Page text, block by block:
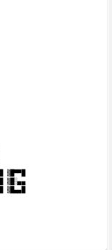
▒█▀▀█
▒█░▄▄
▒█▄▄█